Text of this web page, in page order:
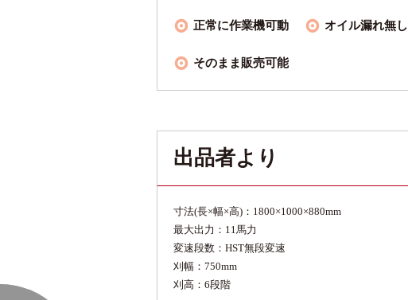
正常に作業機可動 オイル漏れ無し
そのまま販売可能
出品者より
寸法(長×幅×高)：1800×1000×880mm
最大出力：11馬力
変速段数：HST無段変速
刈幅：750mm
刈高：6段階